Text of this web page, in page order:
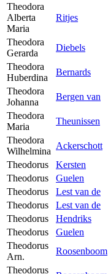
Theodora
Alberta
Maria
Ritjes
Theodora
Gerarda
Diebels
Theodora
Huberdina
Bernards
Theodora
Johanna
Bergen van
Theodora
Maria
Theunissen
Theodora
Wilhelmina
Ackerschott
Theodorus
Kersten
Theodorus
Guelen
Theodorus
Lest van de
Theodorus
Lest van de
Theodorus
Hendriks
Theodorus
Guelen
Theodorus
Arn.
Roosenboom
Theodorus